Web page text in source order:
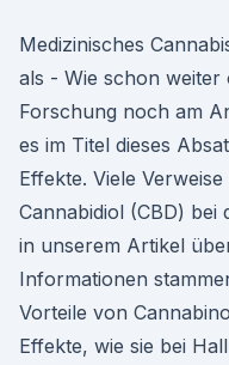
Medizinisches
als - Wie schon weiter
Forschung noch am
es im Titel dieses
Effekte. Viele
Cannabidiol (CBD) bei
in unserem Artikel
Informationen
Vorteile von
Effekte, wie sie bei